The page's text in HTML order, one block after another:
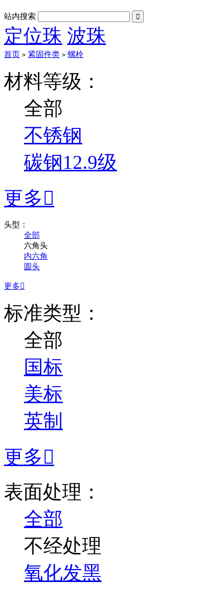
站内搜索 
定位珠 波珠
首页 > 紧固件类 > 螺栓
材料等级：
全部
不锈钢
碳钢12.9级
更多
头型：
全部
六角头
内六角
圆头
更多
标准类型：
全部
国标
美标
英制
更多
表面处理：
全部
不经处理
氧化发黑